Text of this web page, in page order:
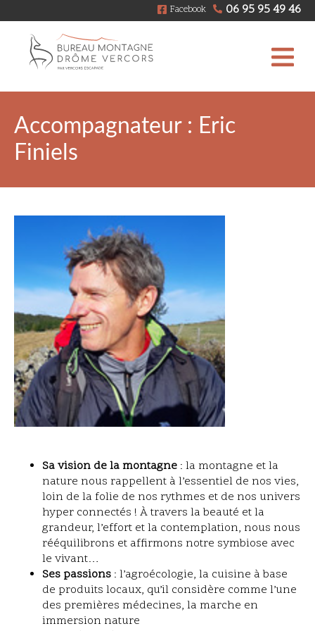
06 95 95 49 46
Facebook
Accompagnateur : Eric
Finiels
Sa vision de la montagne : la montagne et la
nature nous rappellent à l’essentiel de nos vies,
loin de la folie de nos rythmes et de nos univers
hyper connectés ! À travers la beauté et la
grandeur, l’effort et la contemplation, nous nous
rééquilibrons et affirmons notre symbiose avec
le vivant…
Ses passions : l’agroécologie, la cuisine à base
de produits locaux, qu’il considère comme l’une
des premières médecines, la marche en
immersion nature